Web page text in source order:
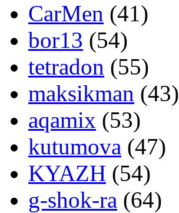
CarMen (41)
bor13 (54)
tetradon (55)
maksikman (43)
aqamix (53)
kutumova (47)
KYAZH (54)
g-shok-ra (64)